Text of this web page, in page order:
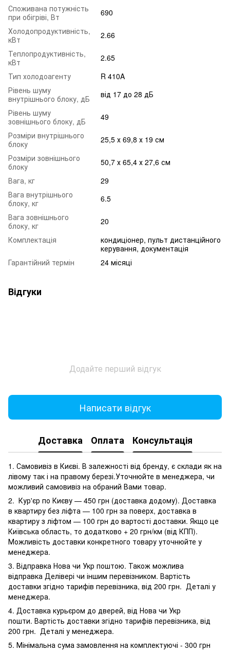
Споживана потужність
при обігріві, Вт
690
Холодопродуктивність,
кВт
2.66
Теплопродуктивність,
кВт
2.65
Тип холодоагенту
R 410A
Рівень шуму
внутрішнього блоку, дБ
від 17 до 28 дБ
Рівень шуму
зовнішнього блоку, дБ
49
Розміри внутрішнього
блоку
25,5 х 69,8 х 19 см
Розміри зовнішнього
блоку
50,7 х 65,4 х 27,6 см
Вага, кг
29
Вага внутрішнього
блоку, кг
6.5
Вага зовнішнього
блоку, кг
20
Комплектація
кондиціонер, пульт дистанційного
керування, документація
Гарантійний термін
24 місяці
Відгуки
Додайте перший відгук
Написати відгук
Доставка Оплата Консультація
1. Самовивіз в Києві. В залежності від бренду, є склади як на
лівому так і на правому березі.Уточнюйте в менеджера, чи
можливий самовивіз на обраний Вами товар.
2. Кур'єр по Києву — 450 грн (доставка додому). Доставка
в квартиру без ліфта — 100 грн за поверх, доставка в
квартиру з ліфтом — 100 грн до вартості доставки. Якщо це
Київська область, то додатково + 20 грн/км (від КПП).
Можливість доставки конкретного товару уточнюйте у
менеджера.
3. Відправка Нова чи Укр поштою. Також можлива
відправка Делівері чи іншим перевізником. Вартість
доставки згідно тарифів перевізника, від 200 грн. Деталі у
менеджера.
4. Доставка курьєром до дверей, від Нова чи Укр
пошти. Вартість доставки згідно тарифів перевізника, від
200 грн. Деталі у менеджера.
5. Мінімальна сума замовлення на комплектуючі - 300 грн